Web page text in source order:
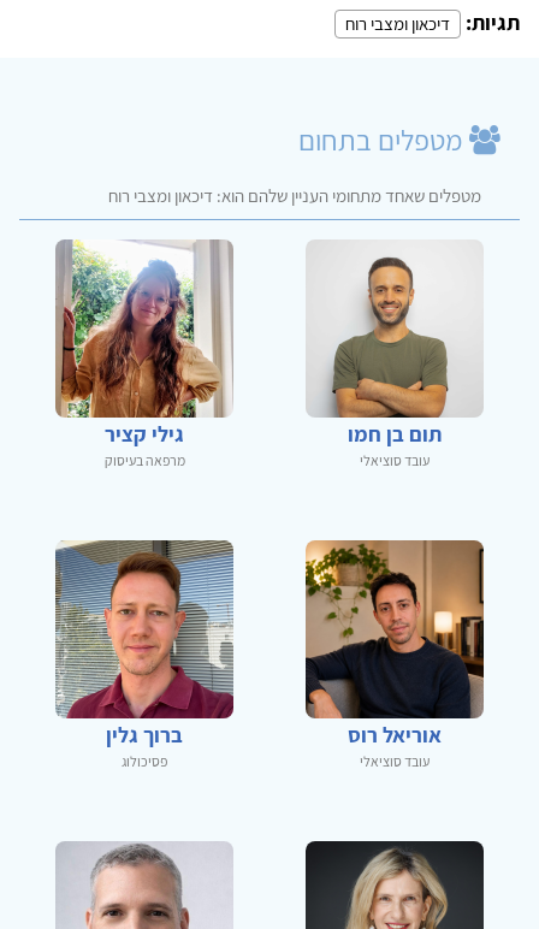
תגיות: דיכאון ומצבי רוח
מטפלים בתחום
מטפלים שאחד מתחומי העניין שלהם הוא: דיכאון ומצבי רוח
תום בן חמו
עובד סוציאלי
גילי קציר
מרפאה בעיסוק
אוריאל רוס
עובד סוציאלי
ברוך גלין
פסיכולוג